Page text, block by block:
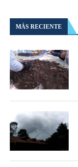
MÁS RECIENTE